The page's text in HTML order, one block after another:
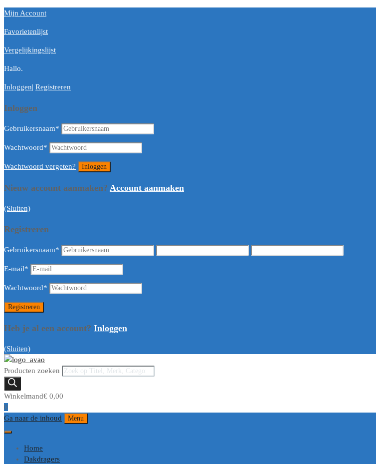
Mijn Account
Favorietenlijst
Vergelijkingslijst
Hallo.
Inloggen| Registreren
Inloggen
Gebruikersnaam*
Wachtwoord*
Wachtwoord vergeten?
Nieuw account aanmaken? Account aanmaken
(Sluiten)
Registreren
Gebruikersnaam*
E-mail*
Wachtwoord*
Heb je al een account? Inloggen
(Sluiten)
Producten zoeken
Winkelmand€ 0,00
0
Ga naar de inhoud
Menu
Home
Dakdragers